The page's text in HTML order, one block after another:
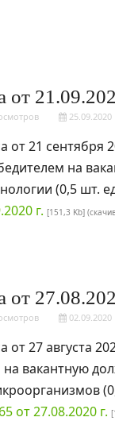
от
25.09.2020
от 21
на
(0,5 шт.
г. [151,3 Kb]
от
02.09.2020
от 27 августа
вакантную
от 27.08.2020 г.